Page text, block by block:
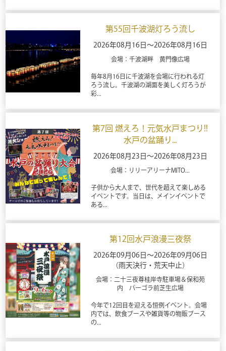
第55回千波湖灯ろう流し
2026年08月16日～2026年08月16日
会場：千波湖畔 黄門像広場
毎年8月16日に千波湖を会場に行われる灯
ろう流し。千波湖の湖面を美しく灯ろうが
彩...
第7回 燃えろ！元気水戸まつり!!
水戸の盆踊り...
2026年08月23日～2026年08月23日
会場：リリーアリーナMITO...
子供から大人まで、世代を超えて楽しめる
イベントです。当日は、メインイベントで
ある...
第12回水戸浪漫三夜祭
2026年09月06日～2026年09月06日
（雨天決行・荒天中止）
会場：二十三夜尊桂岸寺駐車場＆保和苑
内 パーゴラ前芝生広場
今年で12回目を迎える恒例イベント。会場
内では、飲食ブースや雑貨等の物販ブース
の...